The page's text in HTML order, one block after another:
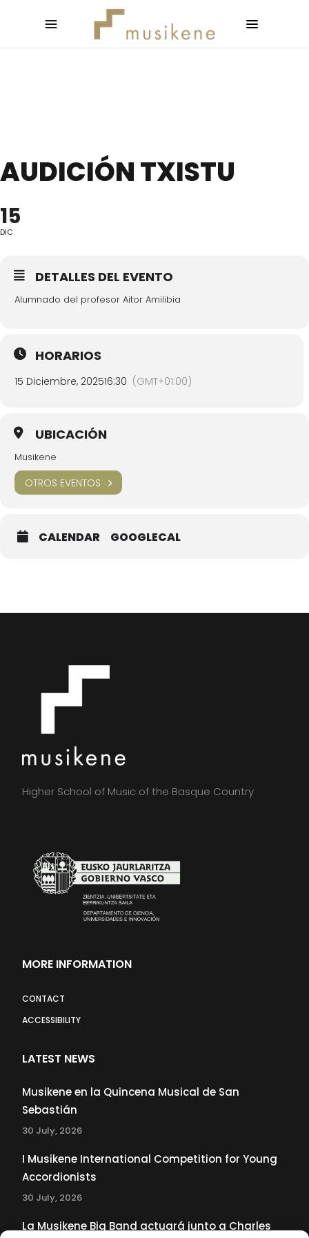
AUDICIÓN TXISTU
15
DIC
DETALLES DEL EVENTO
Alumnado del profesor Aitor Amilibia
HORARIOS
15 Diciembre, 202516:30 (GMT+01:00)
UBICACIÓN
Musikene
OTROS EVENTOS
CALENDAR GOOGLECAL
Higher School of Music of the Basque Country
MORE INFORMATION
CONTACT
ACCESSIBILITY
LATEST NEWS
Musikene en la Quincena Musical de San
Sebastián
30 July, 2026
I Musikene International Competition for Young
Accordionists
30 July, 2026
La Musikene Big Band actuará junto a Charles